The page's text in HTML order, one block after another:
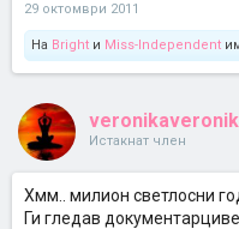
29 октомври 2011
На Bright и Miss-Independent
Истакнат член
Хмм.. милион светлосни
Ги гледав